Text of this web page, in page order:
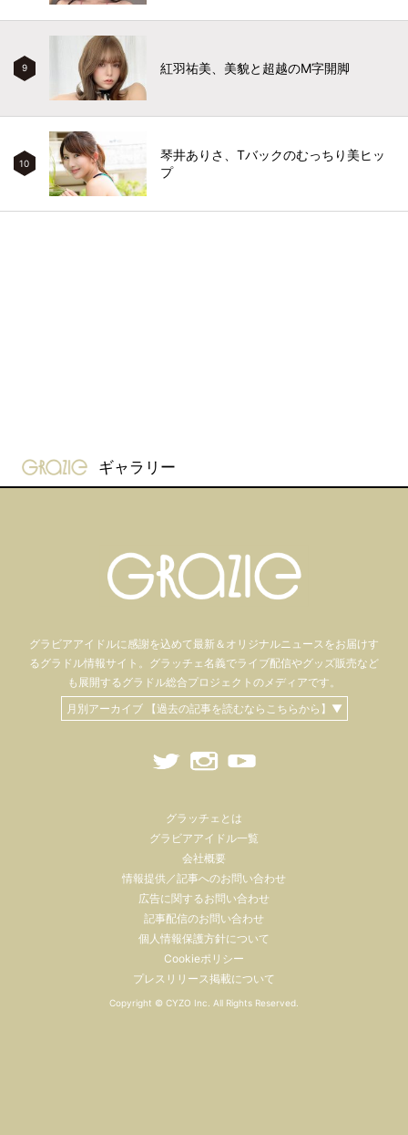
9 紅羽祐美、美貌と超越のM字開脚
10
琴井ありさ、Tバックのむっちり美ヒッ
プ
gravure-grazie
ギャラリー
グラビアアイドルに感謝を込めて最新＆オリジナルニュースをお届けす
るグラドル情報サイト。 グラッチェ名義でライブ配信やグッズ販売など
も 展開するグラドル総合プロジェクトのメディアです。
月別アーカイブ 【過去の記事を読むならこちらから】▼
グラッチェとは
グラビアアイドル一覧
会社概要
情報提供／記事へのお問い合わせ
広告に関するお問い合わせ
記事配信のお問い合わせ
個人情報保護方針について
Cookieポリシー
プレスリリース掲載について
Copyright © CYZO Inc. All Rights Reserved.